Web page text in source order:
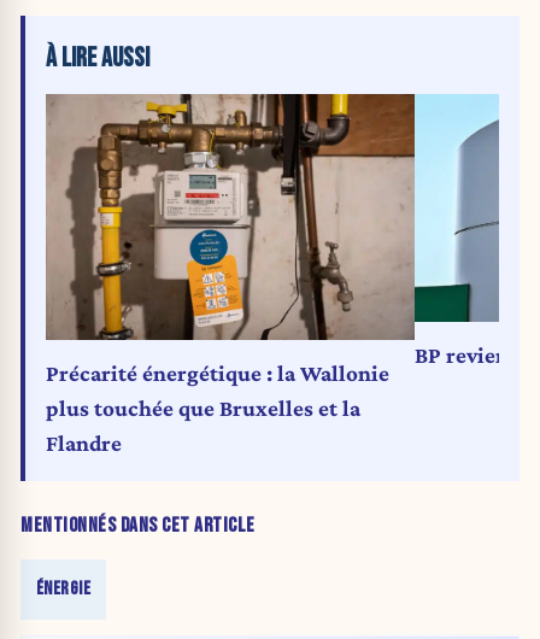
MENTIONNÉS DANS CET ARTICLE
ÉNERGIE
À LIRE AUSSI
Précarité énergétique : la Wallonie
plus touchée que Bruxelles et la
Flandre
BP revient